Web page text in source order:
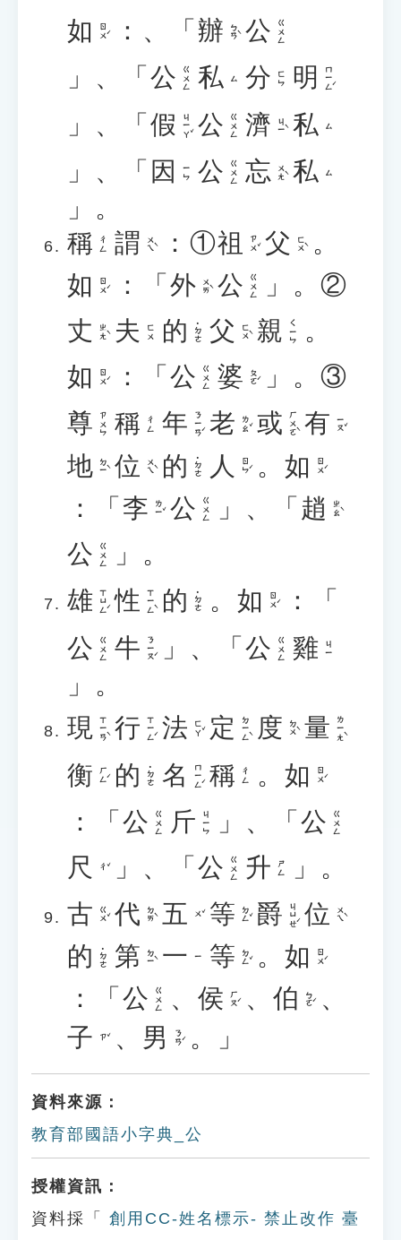
如 ㄖㄨˊ ：、「 辦 ㄅㄢˋ 公 ㄍㄨㄥ
」、「 公 ㄍㄨㄥ 私 ㄙ 分 ㄈㄣ 明 ㄇㄧㄥˊ
」、「 假 ㄐㄧㄚˇ 公 ㄍㄨㄥ 濟 ㄐㄧˋ 私 ㄙ
」、「 因 ㄧㄣ 公 ㄍㄨㄥ 忘 ㄨㄤˋ 私 ㄙ
」。
稱 ㄔㄥ 謂 ㄨㄟˋ ：①祖 ㄗㄨˇ 父 ㄈㄨˋ 。
如 ㄖㄨˊ ：「 外 ㄨㄞˋ 公 ㄍㄨㄥ
」。②
丈 ㄓㄤˋ 夫 ㄈㄨ 的 ˙ㄉㄜ 父 ㄈㄨˋ 親 ㄑㄧㄣ 。
如 ㄖㄨˊ ：「 公 ㄍㄨㄥ 婆 ㄆㄛˊ
」。③
尊 ㄗㄨㄣ 稱 ㄔㄥ 年 ㄋㄧㄢˊ 老 ㄌㄠˇ 或 ㄏㄨㄛˋ 有 ㄧㄡˇ
地 ㄉㄧˋ 位 ㄨㄟˋ 的 ˙ㄉㄜ 人 ㄖㄣˊ 。 如 ㄖㄨˊ
：「 李 ㄌㄧˇ 公 ㄍㄨㄥ 」、「 趙 ㄓㄠˋ
公 ㄍㄨㄥ
」。
雄 ㄒㄩㄥˊ 性 ㄒㄧㄥˋ 的 ˙ㄉㄜ 。 如 ㄖㄨˊ
：「
公 ㄍㄨㄥ 牛 ㄋㄧㄡˊ 」、「 公 ㄍㄨㄥ 雞 ㄐㄧ
」。
現 ㄒㄧㄢˋ 行 ㄒㄧㄥˊ 法 ㄈㄚˇ 定 ㄉㄧㄥˋ 度 ㄉㄨˋ 量 ㄌㄧㄤˋ
衡 ㄏㄥˊ 的 ˙ㄉㄜ 名 ㄇㄧㄥˊ 稱 ㄔㄥ 。 如 ㄖㄨˊ
：「 公 ㄍㄨㄥ 斤 ㄐㄧㄣ 」、「 公 ㄍㄨㄥ
尺 ㄔˇ 」、「 公 ㄍㄨㄥ 升 ㄕㄥ
」。
古 ㄍㄨˇ 代 ㄉㄞˋ 五 ㄨˇ 等 ㄉㄥˇ 爵 ㄐㄩㄝˊ 位 ㄨㄟˋ
的 ˙ㄉㄜ 第 ㄉㄧˋ 一 ㄧ 等 ㄉㄥˇ 。 如 ㄖㄨˊ
：「 公 ㄍㄨㄥ 、 侯 ㄏㄡˊ 、 伯 ㄅㄛˊ 、
子
ㄗˇ 、 男 ㄋㄢˊ 。」
資料來源：
教育部國語小字典_公
授權資訊：
資料採「
創用CC-姓名標示- 禁止改作 臺